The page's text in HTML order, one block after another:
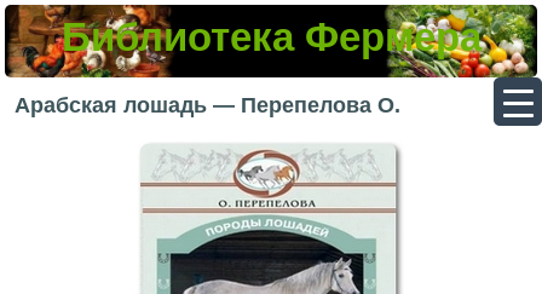
Библиотека Фермера
Арабская лошадь — Перепелова О.
▼